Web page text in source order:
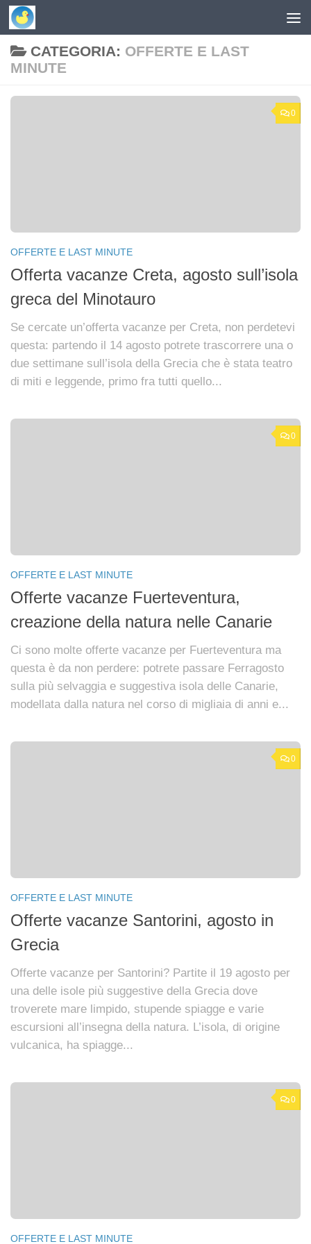
Skip to content
CATEGORIA: OFFERTE E LAST
MINUTE
0
OFFERTE E LAST MINUTE
Offerta vacanze Creta, agosto sull’isola
greca del Minotauro
Se cercate un’offerta vacanze per Creta, non perdetevi
questa: partendo il 14 agosto potrete trascorrere una o
due settimane sull’isola della Grecia che è stata teatro
di miti e leggende, primo fra tutti quello...
0
OFFERTE E LAST MINUTE
Offerte vacanze Fuerteventura,
creazione della natura nelle Canarie
Ci sono molte offerte vacanze per Fuerteventura ma
questa è da non perdere: potrete passare Ferragosto
sulla più selvaggia e suggestiva isola delle Canarie,
modellata dalla natura nel corso di migliaia di anni e...
0
OFFERTE E LAST MINUTE
Offerte vacanze Santorini, agosto in
Grecia
Offerte vacanze per Santorini? Partite il 19 agosto per
una delle isole più suggestive della Grecia dove
troverete mare limpido, stupende spiagge e varie
escursioni all’insegna della natura. L’isola, di origine
vulcanica, ha spiagge...
0
OFFERTE E LAST MINUTE